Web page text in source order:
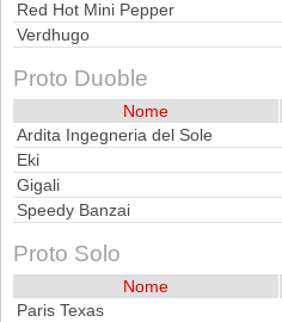
Red Hot Mini Pepper
Verdhugo
Proto Duoble
Nome
Ardita Ingegneria del Sole
Eki
Gigali
Speedy Banzai
Proto Solo
Nome
Paris Texas